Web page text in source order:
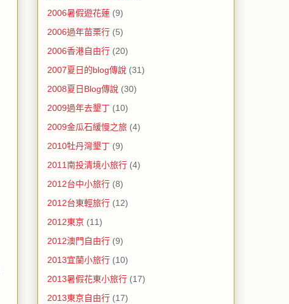
2006暑假遊花蓮 (9)
2006過年苗栗行 (5)
2006香港自由行 (20)
2007夏日的blog傳說 (31)
2008夏日Blog傳說 (30)
2009過年去墾丁 (10)
2009金瓜石緩慢之旅 (4)
2010牡丹灣墾丁 (9)
2011南投清境小旅行 (4)
2012台中小旅行 (8)
2012台東輕旅行 (12)
2012東京 (11)
2012澳門自由行 (9)
2013宜蘭小旅行 (10)
2013暑假花東小旅行 (17)
2013東京自由行 (17)